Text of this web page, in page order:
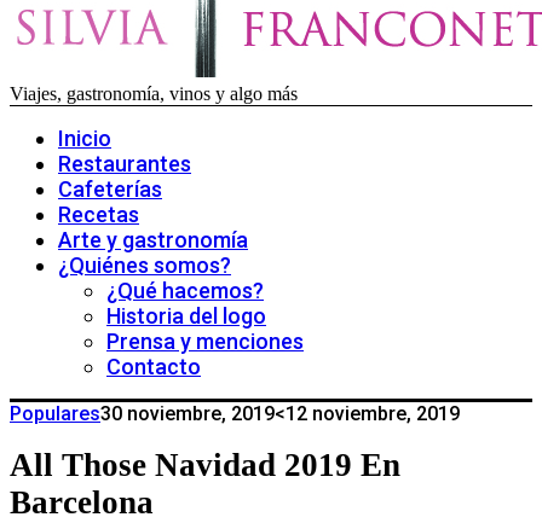
Viajes, gastronomía, vinos y algo más
Inicio
Restaurantes
Cafeterías
Recetas
Arte y gastronomía
¿Quiénes somos?
¿Qué hacemos?
Historia del logo
Prensa y menciones
Contacto
Populares30 noviembre, 2019<12 noviembre, 2019
All Those Navidad 2019 En
Barcelona